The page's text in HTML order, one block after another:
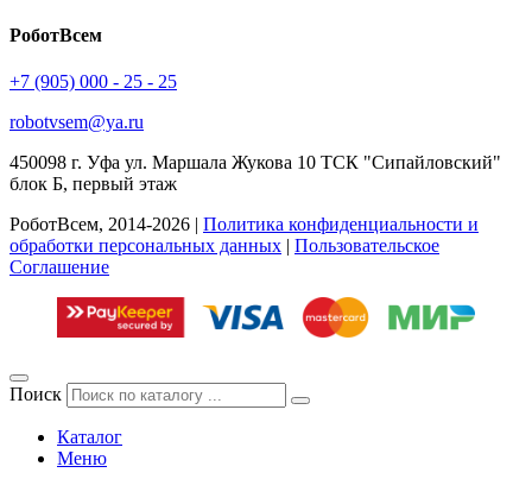
РоботВсем
+7 (905) 000 - 25 - 25
robotvsem@ya.ru
450098 г. Уфа ул. Маршала Жукова 10 ТСК "Сипайловский"
блок Б, первый этаж
РоботВсем, 2014-2026 | Политика конфиденциальности и
обработки персональных данных | Пользовательское
Соглашение
Поиск
Каталог
Меню